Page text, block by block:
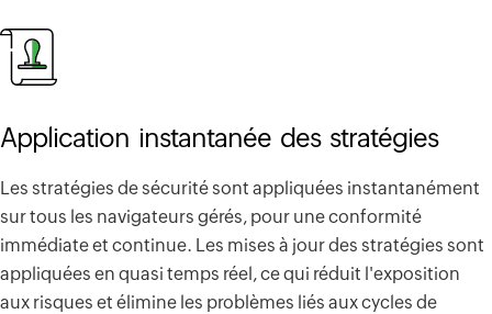
Application instantanée des stratégies
Les stratégies de sécurité sont appliquées instantanément
sur tous les navigateurs gérés, pour une conformité
immédiate et continue. Les mises à jour des stratégies sont
appliquées en quasi temps réel, ce qui réduit l'exposition
aux risques et élimine les problèmes liés aux cycles de